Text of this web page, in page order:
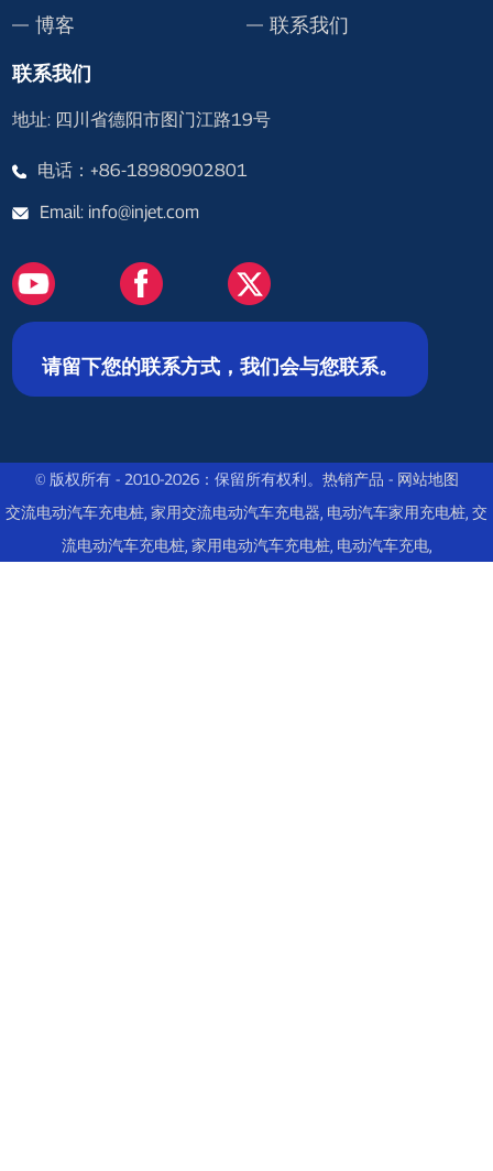
博客
联系我们
联系我们
地址: 四川省德阳市图门江路19号
电话：+86-18980902801
Email: info@injet.com
请留下您的联系方式，我们会与您联系。
© 版权所有 - 2010-2026：保留所有权利。 热销产品 - 网站地图
交流电动汽车充电桩 家用交流电动汽车充电器 电动汽车家用充电桩 交
流电动汽车充电桩, 家用电动汽车充电桩, 电动汽车充电,